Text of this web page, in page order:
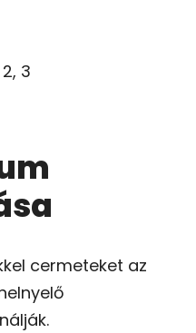
2, 3
cermeteket az